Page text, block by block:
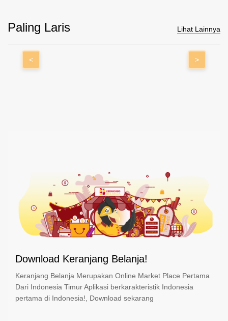
Paling Laris Lihat Lainnya
< >
Download Keranjang Belanja!
Keranjang Belanja Merupakan Online Market Place Pertama
Dari Indonesia Timur Aplikasi berkarakteristik Indonesia
pertama di Indonesia!, Download sekarang